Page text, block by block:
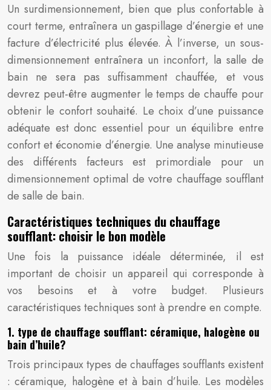
Un surdimensionnement, bien que plus confortable à
court terme, entraînera un gaspillage d’énergie et une
facture d’électricité plus élevée. À l’inverse, un sous-
dimensionnement entraînera un inconfort, la salle de
bain ne sera pas suffisamment chauffée, et vous
devrez peut-être augmenter le temps de chauffe pour
obtenir le confort souhaité. Le choix d’une puissance
adéquate est donc essentiel pour un équilibre entre
confort et économie d’énergie. Une analyse minutieuse
des différents facteurs est primordiale pour un
dimensionnement optimal de votre chauffage soufflant
de salle de bain.
Caractéristiques techniques du chauffage
soufflant: choisir le bon modèle
Une fois la puissance idéale déterminée, il est
important de choisir un appareil qui corresponde à
vos besoins et à votre budget. Plusieurs
caractéristiques techniques sont à prendre en compte.
1. type de chauffage soufflant: céramique, halogène ou
bain d’huile?
Trois principaux types de chauffages soufflants existent
: céramique, halogène et à bain d’huile. Les modèles